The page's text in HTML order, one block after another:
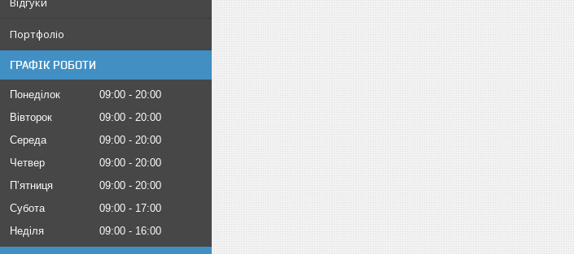
Портфоліо
ГРАФІК РОБОТИ
Понеділок 09:00
20:00
Вівторок
09:00
20:00
Середа
09:00
20:00
Четвер
09:00
20:00
Пʼятниця
09:00
20:00
Субота
09:00
17:00
Неділя
09:00 16:00